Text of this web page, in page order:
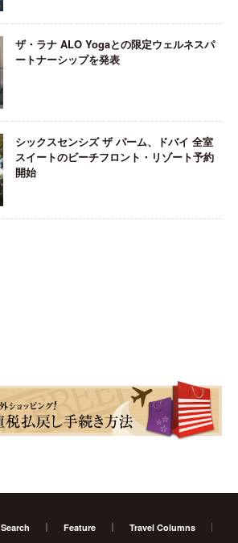
ザ・ラナ ALO Yogaとの限定ウェルネスパ
ートナーシップを発表
シックスセンシズ ザ パーム、ドバイ 全室
スイートのビーチフロント・リゾート予約
開始
Search Feature Travel Columns